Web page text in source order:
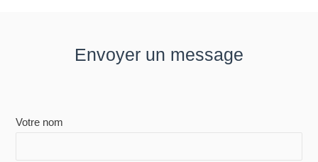
Envoyer un message
Votre nom